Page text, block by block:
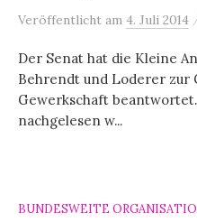
Veröffentlicht am 4. Juli 2014
Der Senat hat die Kleine
Behrendt und Loderer zur
Gewerkschaft
nachgelesen w...
BUNDESWEITE